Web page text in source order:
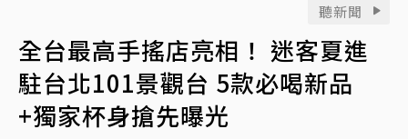
聽新聞
全台最高手搖店亮相！ 迷客夏進
駐台北101景觀台 5款必喝新品
+獨家杯身搶先曝光